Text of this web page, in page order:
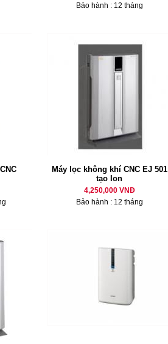
Bảo hành : 12 tháng
Máy lọc không khí CNC EJ 501
tạo Ion
4,250,000 VNĐ
Bảo hành : 12 tháng